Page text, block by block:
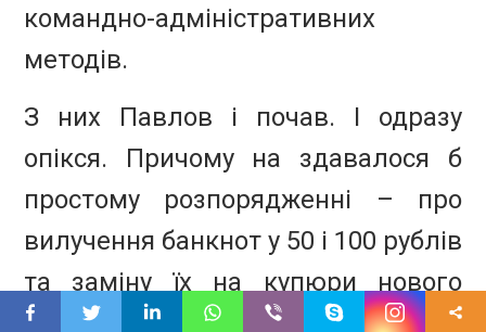
командно-адміністративних
методів.
З них Павлов і почав. І одразу
опікся. Причому на здавалося б
простому розпорядженні – про
вилучення банкнот у 50 і 100 рублів
та заміну їх на купюри нового
зразка. Якби ж то прем’єр